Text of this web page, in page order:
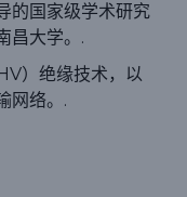
的国家级学术研究
昌大学。.
）绝缘技术，以
网络。.